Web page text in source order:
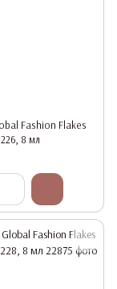
Fashion Flakes
8 мл